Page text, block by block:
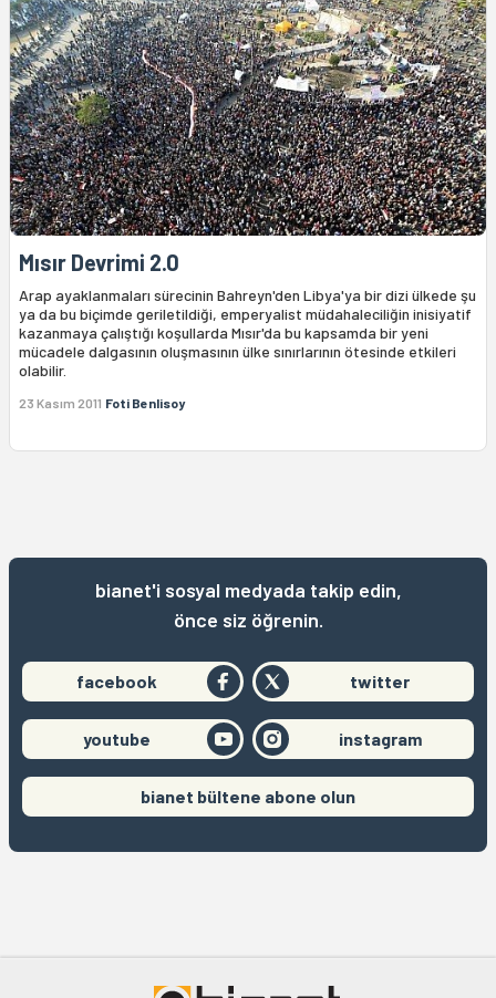
Mısır Devrimi 2.0
Arap ayaklanmaları sürecinin Bahreyn'den Libya'ya bir dizi ülkede şu
ya da bu biçimde geriletildiği, emperyalist müdahaleciliğin inisiyatif
kazanmaya çalıştığı koşullarda Mısır'da bu kapsamda bir yeni
mücadele dalgasının oluşmasının ülke sınırlarının ötesinde etkileri
olabilir.
23 Kasım 2011 Foti Benlisoy
bianet'i sosyal medyada takip edin,
önce siz öğrenin.
facebook twitter
youtube instagram
bianet bültene abone olun